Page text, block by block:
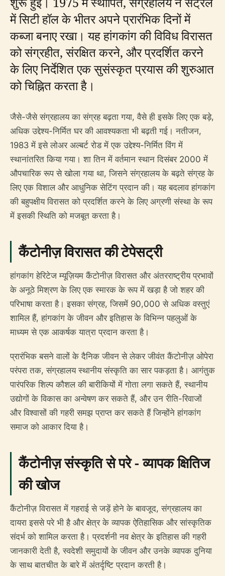
में सिटी हॉल के भीतर अपने प्रारंभिक दिनों में
कब्जा बनाए रखा। यह हांगकांग की विविध विरासत
को संग्रहीत, संरक्षित करने, और प्रदर्शित करने
के लिए निर्देशित एक सुसंस्कृत प्रयास की शुरुआत
को चिह्नित करता है।
जैसे-जैसे संग्रहालय का संग्रह बढ़ता गया, वैसे ही इसके लिए एक बड़े,
अधिक उद्देश्य-निर्मित घर की आवश्यकता भी बढ़ती गई। नतीजन,
1983 में इसे लोअर अल्बर्ट रोड में एक उद्देश्य-निर्मित विंग में
स्थानांतरित किया गया। शा तिन में वर्तमान स्थान दिसंबर 2000 में
औपचारिक रूप से खोला गया था, जिसने संग्रहालय के बढ़ते संग्रह के
लिए एक विशाल और आधुनिक सेटिंग प्रदान की। यह बदलाव हांगकांग
की बहुपक्षीय विरासत को प्रदर्शित करने के लिए अग्रणी संस्था के रूप
में इसकी स्थिति को मजबूत करता है।
कैंटोनीज़ विरासत की टेपेसट्री
हांगकांग हेरिटेज म्यूज़ियम कैंटोनीज़ विरासत और अंतरराष्ट्रीय प्रभावों
के अनूठे मिश्रण के लिए एक स्मारक के रूप में खड़ा है जो शहर की
परिभाषा करता है। इसका संग्रह, जिसमें 90,000 से अधिक वस्तुएं
शामिल हैं, हांगकांग के जीवन और इतिहास के विभिन्न पहलुओं के
माध्यम से एक आकर्षक यात्रा प्रदान करता है।
प्रारंभिक बसने वालों के दैनिक जीवन से लेकर जीवंत कैंटोनीज़ ओपेरा
परंपरा तक, संग्रहालय स्थानीय संस्कृति का सार पकड़ता है। आगंतुक
पारंपरिक शिल्प कौशल की बारीकियों में गोता लगा सकते हैं, स्थानीय
उद्योगों के विकास का अन्वेषण कर सकते हैं, और उन रीति-रिवाजों
और विश्वासों की गहरी समझ प्राप्त कर सकते हैं जिन्होंने हांगकांग
समाज को आकार दिया है।
कैंटोनीज़ संस्कृति से परे - व्यापक क्षितिज
की खोज
कैंटोनीज़ विरासत में गहराई से जड़ें होने के बावजूद, संग्रहालय का
दायरा इससे परे भी है और क्षेत्र के व्यापक ऐतिहासिक और सांस्कृतिक
संदर्भ को शामिल करता है। प्रदर्शनी नव क्षेत्र के इतिहास की गहरी
जानकारी देती है, स्वदेशी समुदायों के जीवन और उनके व्यापक दुनिया
के साथ बातचीत के बारे में अंतर्दृष्टि प्रदान करती है।